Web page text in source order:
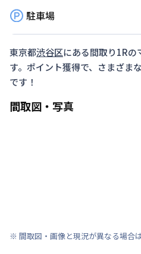
駐車場
東京都渋谷区にある間取り1Rの
す。ポイント獲得で、さまざま
です！
間取図・写真
※ 間取図・画像と現況が異なる場合